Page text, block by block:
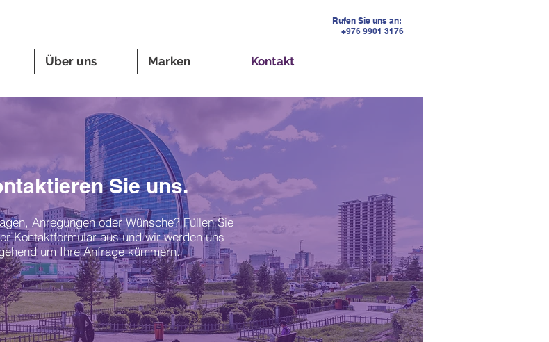
Rufen Sie uns an:
+976 9901 3176
Über uns Marken Kontakt
Sie uns.
Anregungen oder Wünsche? Füllen Sie
Kontaktformular aus und wir werden uns
um Ihre Anfrage kümmern.